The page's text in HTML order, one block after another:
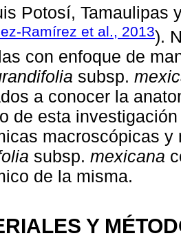
Potosí, Tamaulipas
Ramírez et al., 2013).
con enfoque de
subsp.
a conocer la
de esta
macroscópicas
subsp. mexicana
de la misma.
Y